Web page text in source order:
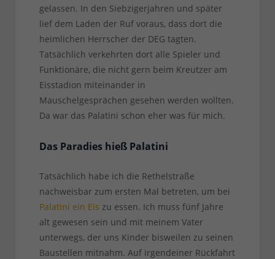
gelassen. In den Siebzigerjahren und später
lief dem Laden der Ruf voraus, dass dort die
heimlichen Herrscher der DEG tagten.
Tatsächlich verkehrten dort alle Spieler und
Funktionäre, die nicht gern beim Kreutzer am
Eisstadion miteinander in
Mauschelgesprächen gesehen werden wollten.
Da war das Palatini schon eher was für mich.
Das Paradies hieß Palatini
Tatsächlich habe ich die Rethelstraße
nachweisbar zum ersten Mal betreten, um bei
Palatini ein Eis zu essen. Ich muss fünf Jahre
alt gewesen sein und mit meinem Vater
unterwegs, der uns Kinder bisweilen zu seinen
Baustellen mitnahm. Auf irgendeiner Rückfahrt